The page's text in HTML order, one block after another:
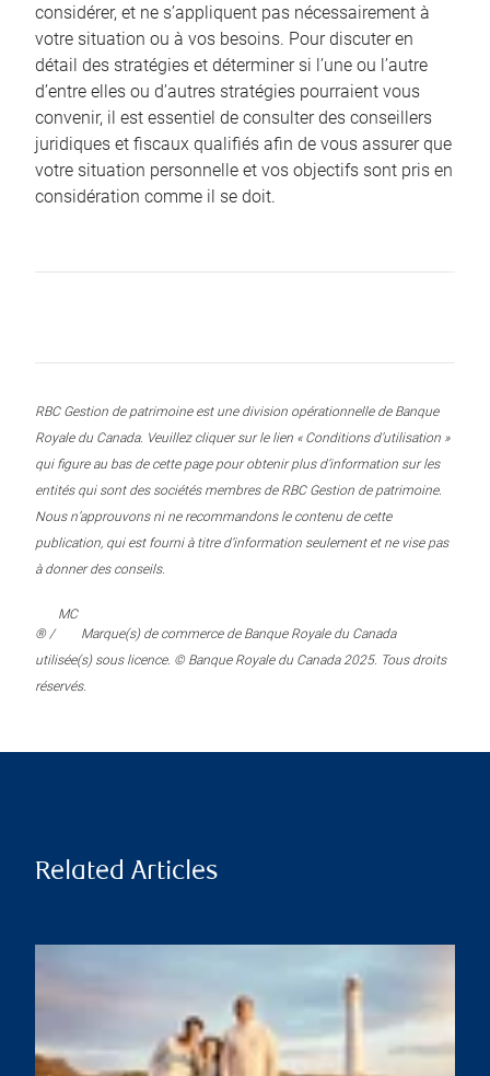
considérer, et ne s’appliquent pas nécessairement à
votre situation ou à vos besoins. Pour discuter en
détail des stratégies et déterminer si l’une ou l’autre
d’entre elles ou d’autres stratégies pourraient vous
convenir, il est essentiel de consulter des conseillers
juridiques et fiscaux qualifiés afin de vous assurer que
votre situation personnelle et vos objectifs sont pris en
considération comme il se doit.
RBC Gestion de patrimoine est une division opérationnelle de Banque
Royale du Canada. Veuillez cliquer sur le lien « Conditions d’utilisation »
qui figure au bas de cette page pour obtenir plus d’information sur les
entités qui sont des sociétés membres de RBC Gestion de patrimoine.
Nous n’approuvons ni ne recommandons le contenu de cette
publication, qui est fourni à titre d’information seulement et ne vise pas
à donner des conseils.
® /
MC
Marque(s) de commerce de Banque Royale du Canada
utilisée(s) sous licence. © Banque Royale du Canada 2025. Tous droits
réservés.
Related Articles